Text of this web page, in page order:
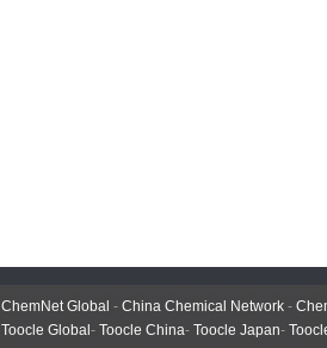
ChemNet Global - China Chemical Network -
Toocle Global - Toocle China- Toocle Japan-